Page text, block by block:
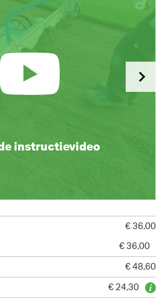
instructievideo
€ 36,00
€ 36,00
€ 48,60
€ 24,30